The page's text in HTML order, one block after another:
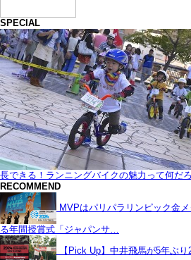
SPECIAL
長できる！ランニングバイクの魅力って何だ
RECOMMEND
MVPはパリパラリンピック金
る年間授賞式「ジャパンサ…
【Pick Up】中井飛馬が5年ぶ